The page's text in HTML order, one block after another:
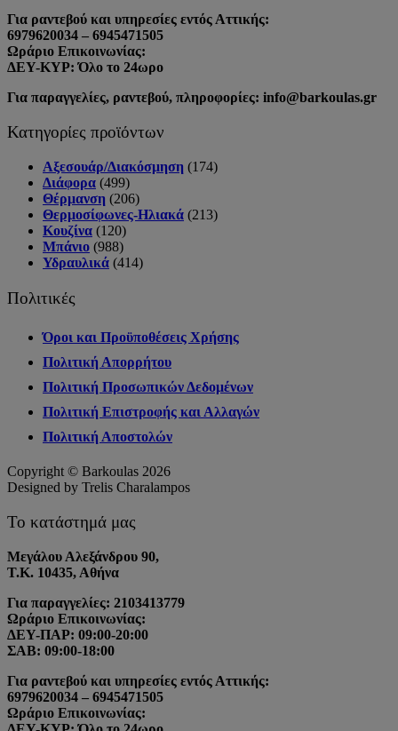
Για ραντεβού και υπηρεσίες εντός Αττικής:
6979620034 – 6945471505
Ωράριο Επικοινωνίας:
ΔΕΥ-ΚΥΡ: Όλο το 24ωρο
Για παραγγελίες, ραντεβού, πληροφορίες: info@barkoulas.gr
Κατηγορίες προϊόντων
Αξεσουάρ/Διακόσμηση (174)
Διάφορα (499)
Θέρμανση (206)
Θερμοσίφωνες-Ηλιακά (213)
Κουζίνα (120)
Μπάνιο (988)
Υδραυλικά (414)
Πολιτικές
Όροι και Προϋποθέσεις Χρήσης
Πολιτική Απορρήτου
Πολιτική Προσωπικών Δεδομένων
Πολιτική Επιστροφής και Αλλαγών
Πολιτική Αποστολών
Copyright © Barkoulas 2026
Designed by Trelis Charalampos
Το κατάστημά μας
Μεγάλου Αλεξάνδρου 90,
Τ.Κ. 10435, Αθήνα
Για παραγγελίες: 2103413779
Ωράριο Επικοινωνίας:
ΔΕΥ-ΠΑΡ: 09:00-20:00
ΣΑΒ: 09:00-18:00
Για ραντεβού και υπηρεσίες εντός Αττικής:
6979620034 – 6945471505
Ωράριο Επικοινωνίας: